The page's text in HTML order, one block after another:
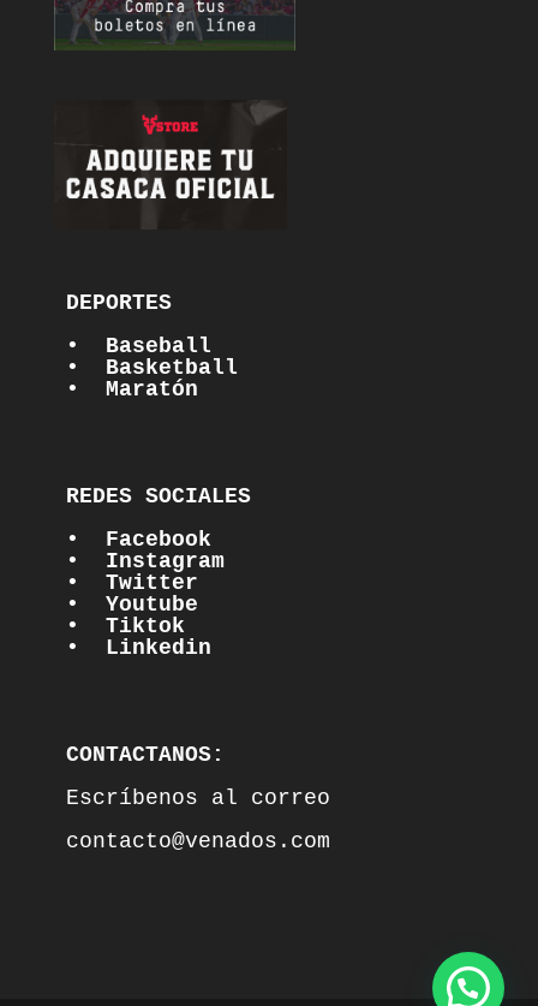
DEPORTES
•  Baseball
•  Basketball
•  Maratón
REDES SOCIALES
•  Facebook
•  Instagram
•  Twitter
•  Youtube
•  Tiktok
•  Linkedin
CONTACTANOS:
Escríbenos al correo
contacto@venados.com